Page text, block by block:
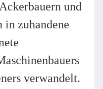
und
in zuhandene
verwandelt.